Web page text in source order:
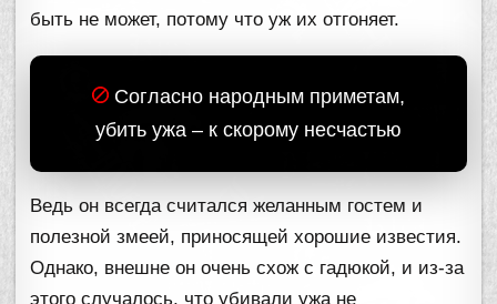
быть не может, потому что уж их отгоняет.
Согласно народным приметам,
убить ужа – к скорому несчастью
Ведь он всегда считался желанным гостем и
полезной змеей, приносящей хорошие известия.
Однако, внешне он очень схож с гадюкой, и из-за
этого случалось, что убивали ужа не